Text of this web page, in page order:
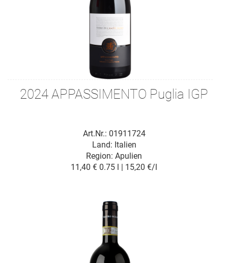
2024 APPASSIMENTO Puglia IGP
Art.Nr.: 01911724
Region: Apulien
Land: Italien
11,40 € 0.75 l | 15,20 €/l